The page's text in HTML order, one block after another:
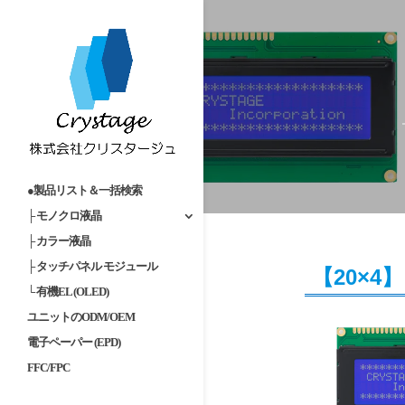
●製品リスト＆一括検索
├ モノクロ液晶
├ カラー液晶
├ タッチパネル モジュール
└ 有機EL (OLED)
ユニットのODM/OEM
電子ペーパー (EPD)
FFC/FPC
【20×4